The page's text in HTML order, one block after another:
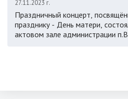
27.11.2023 г.
Праздничный концерт,
празднику - День матери,
актовом зале администрации